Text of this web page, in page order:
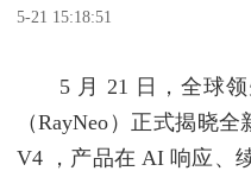
5-21 15:18:51
5 月 21 日，全球
（RayNeo）正式揭晓
V4 ，产品在 AI 响应、